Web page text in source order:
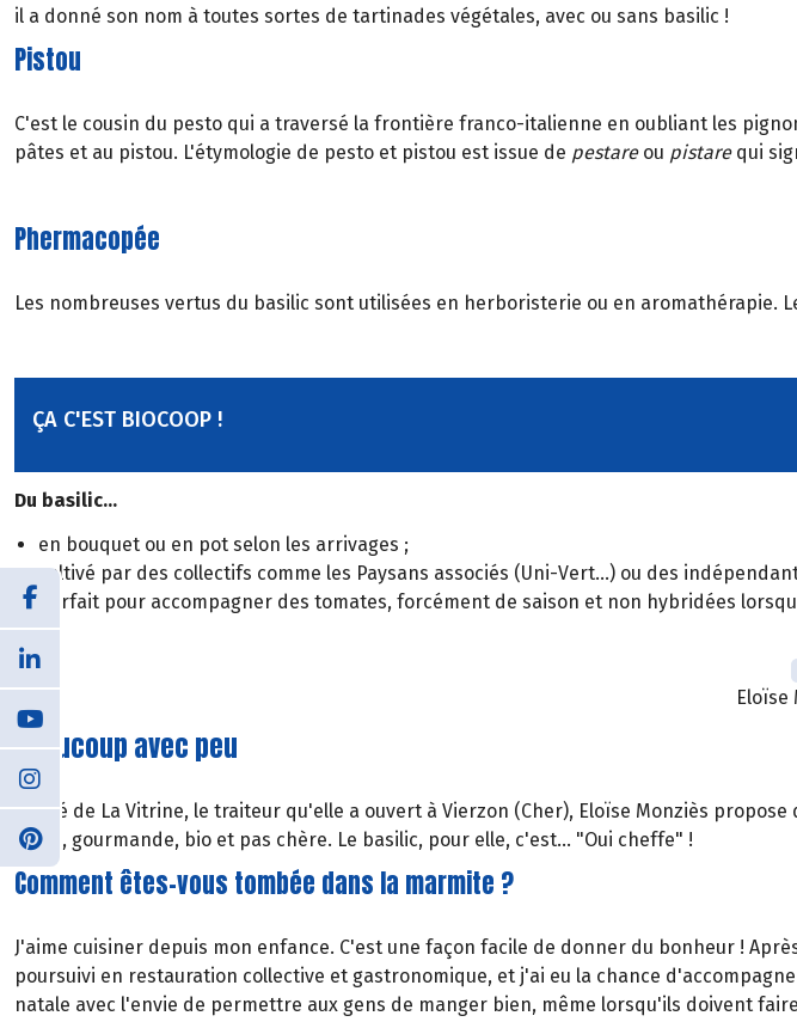
il a donné son nom à toutes sortes de tartinades végétales, avec ou sans basilic !
Pistou
C'est le cousin du pesto qui a traversé la frontière franco-italienne en oubliant les
pâtes et au pistou. L'étymologie de pesto et pistou est issue de pestare ou pistare qui
Phermacopée
Les nombreuses vertus du basilic sont utilisées en herboristerie ou en aromathérapie.
ÇA C'EST BIOCOOP !
Du basilic...
en bouquet ou en pot selon les arrivages ;
cultivé par des collectifs comme les Paysans associés (Uni-Vert...) ou des
parfait pour accompagner des tomates, forcément de saison et non hybridées
Eloïse
Beaucoup avec peu
À côté de La Vitrine, le traiteur qu'elle a ouvert à Vierzon (Cher), Eloïse Monziès
facile, gourmande, bio et pas chère. Le basilic, pour elle, c'est... "Oui cheffe" !
Comment êtes-vous tombée dans la marmite ?
J'aime cuisiner depuis mon enfance. C'est une façon facile de donner du bonheur !
poursuivi en restauration collective et gastronomique, et j'ai eu la chance
natale avec l'envie de permettre aux gens de manger bien, même lorsqu'ils doivent